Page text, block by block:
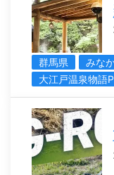
群馬県 みな
大江戸温泉物語